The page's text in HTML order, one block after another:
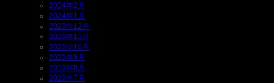
2024年2月
2024年1月
2023年12月
2023年11月
2023年10月
2023年9月
2023年8月
2023年7月